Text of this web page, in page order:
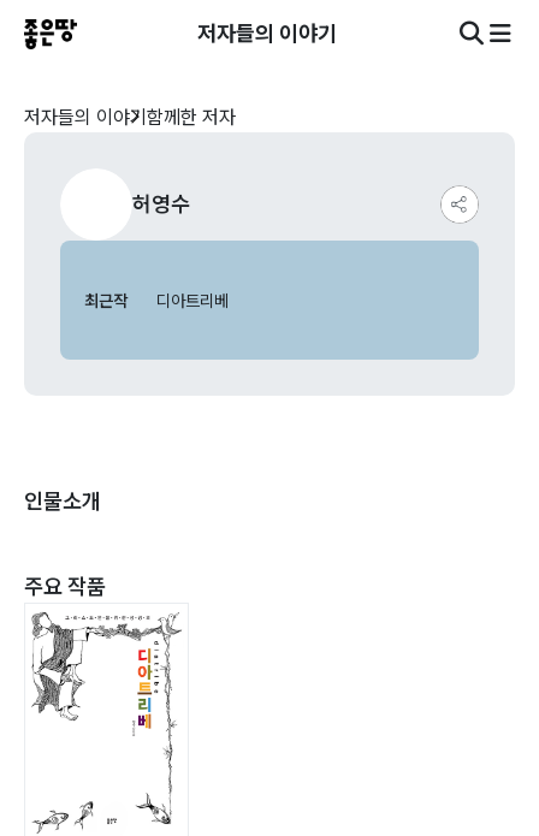
저자들의 이야기
저자들의 이야기 함께한 저자
허영수
최근작 디아트리베
인물소개
주요 작품